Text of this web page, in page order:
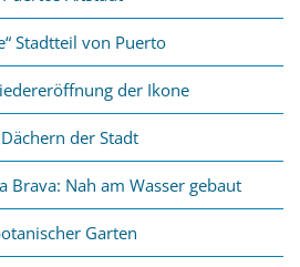
Stadtteil von Puerto
der Ikone
der Stadt
Brava: Nah am Wasser gebaut
Garten